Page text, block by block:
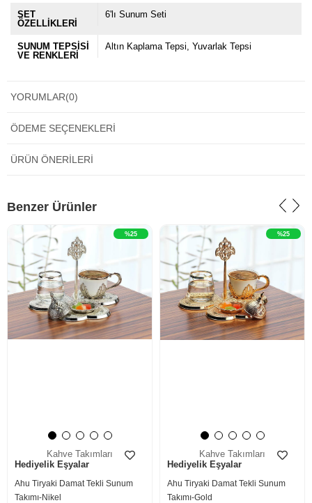
SET
ÖZELLİKLERİ
6'lı Sunum Seti
SUNUM TEPSİSİ
VE RENKLERİ
Altın Kaplama Tepsi Yuvarlak Tepsi
YORUMLAR(0)
ÖDEME SEÇENEKLERI
ÜRÜN ÖNERILERI
Benzer Ürünler
Kahve Takımları
Hediyelik Eşyalar
Ahu Tiryaki Damat Tekli Sunum
Takımı-Nikel
%25
Kahve Takımları
Hediyelik Eşyalar
Ahu Tiryaki Damat Tekli Sunum
Takımı-Gold
%25